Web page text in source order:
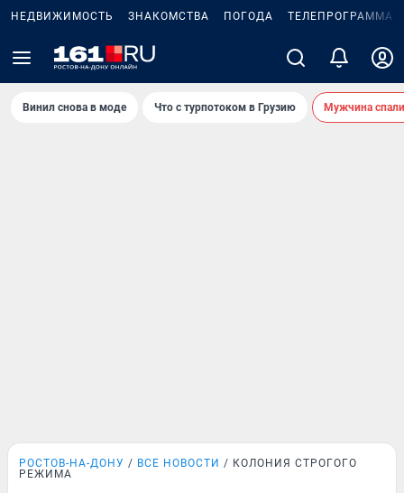
НЕДВИЖИМОСТЬ ЗНАКОМСТВА ПОГОДА ТЕЛЕПРОГРАММА
Винил снова в моде Что с турпотоком в Грузию Мужчина
РОСТОВ-НА-ДОНУ ВСЕ НОВОСТИ
КОЛОНИЯ СТРОГОГО
РЕЖИМА